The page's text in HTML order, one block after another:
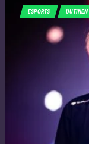
ESPORTS UUTINEN